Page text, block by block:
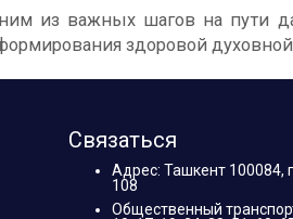
из важных шагов на
здоровой
Связаться
Адрес: Ташкент 100084,
108
Общественный